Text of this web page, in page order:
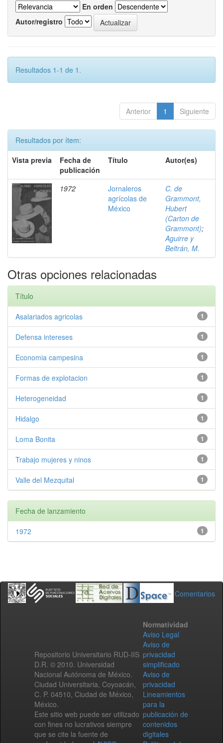
En orden
Autor/registro
Resultados 1-1 de 1.
Anterior 1 Siguiente
Resultados por ítem:
Vista previa
Fecha de
publicación
Título Autor(es)
1972
Jornaleros
agrícolas de
México
C. de
Grammont,
Hubert
(Carton de
Grammont);
Aguirre y
Beltrán, M.
Otras opciones relacionadas
Título
1
Asalariados agricolas
1
Defensa intereses
1
Economia campesina
1
Formas de explotacion
1
Heterogeneidad
1
Hidalgo
1
Loma Bonita
1
Trabajo mujeres y ninos
1
Valle del Mezquital
Fecha de lanzamiento
1
1972
Comentarios
Repositorio Universitario RUD-IIS
D.R. © 2010. Universidad
Nacional Autónoma de México.
Ciudad Universitaria, Coyoacán,
C. P. 04510, Ciudad de México,
México.
Este sitio web puede ser utilizado
con fines no lucrativos siempre
que se cite la fuente de
Normatividad
Aviso Legal
Aviso de
privacidad
simplificado
Aviso de
privacidad
Lineamientos
para la
publicación de
contenidos
digitales